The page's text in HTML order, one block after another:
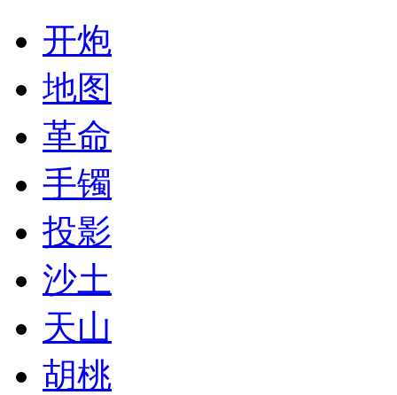
开炮
地图
革命
手镯
投影
沙土
天山
胡桃